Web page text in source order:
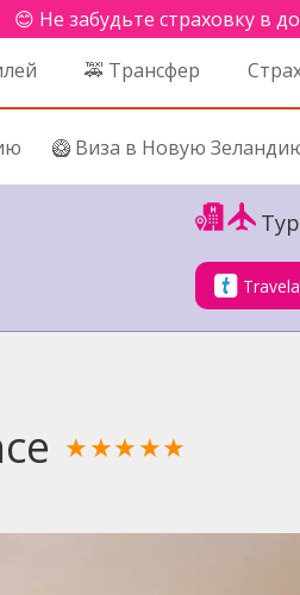
😊 Не забудьте страховку в
🚕 Трансфер
🥝 Виза в Новую
★★★★★